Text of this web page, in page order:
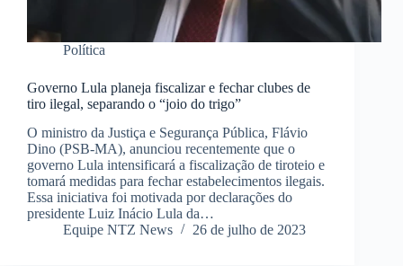
Política
Governo Lula planeja fiscalizar e fechar clubes de
tiro ilegal, separando o “joio do trigo”
O ministro da Justiça e Segurança Pública, Flávio
Dino (PSB-MA), anunciou recentemente que o
governo Lula intensificará a fiscalização de tiroteio e
tomará medidas para fechar estabelecimentos ilegais.
Essa iniciativa foi motivada por declarações do
presidente Luiz Inácio Lula da…
Equipe NTZ News
26 de julho de 2023